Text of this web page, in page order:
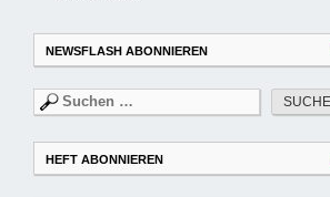
NEWSFLASH ABONNIEREN
Suchen
nach:
HEFT ABONNIEREN